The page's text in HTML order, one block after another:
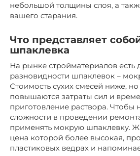
небольшой толщины слоя, а
вашего старания.
Что представляет
шпаклевка
На рынке стройматериалов есть
разновидности шпаклевок –
Стоимость сухих смесей ниже,
повышаются затраты сил и
приготовление раствора. Чтобы
сложности в проведении
применять мокрую шпаклевку.
цена которой более высокая,
пластиковых ведрах и